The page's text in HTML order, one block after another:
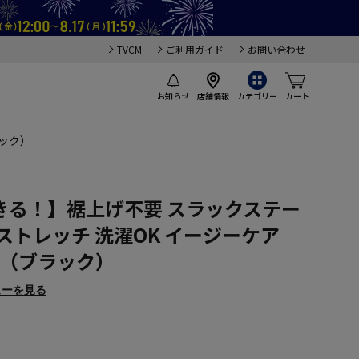
TVCM ご利用ガイド お問い合わせ
お知らせ 店舗情報 カテゴリー カート
）
！】裾上げ不要 スラックステー
トレッチ 洗濯OK イージーケア
ラック）
を見る